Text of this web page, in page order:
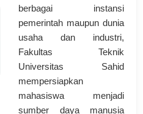
berbagai instansi
pemerintah maupun dunia
usaha dan industri,
Fakultas Teknik
Universitas Sahid
mempersiapkan
mahasiswa menjadi
sumber daya manusia